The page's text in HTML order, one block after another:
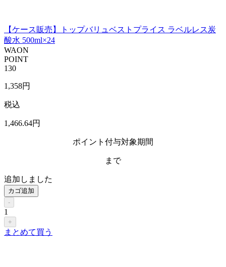
【ケース販売】トップバリュベストプライス ラベルレス炭
酸水 500ml×24
WAON
POINT
130
1,358円
税込
1,466.64円
ポイント付与対象期間
まで
追加しました
カゴ追加
-
1
+
まとめて買う